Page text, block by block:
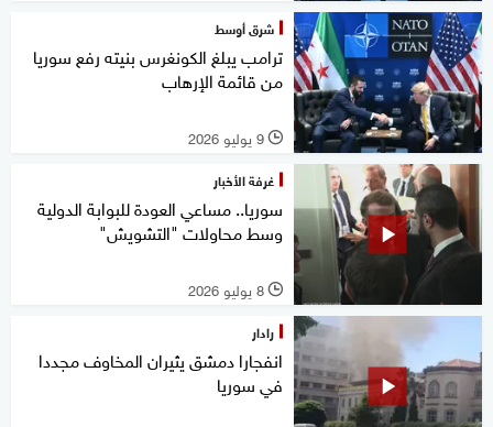
شرق أوسط
ترامب يبلغ الكونغرس بنيته رفع سوريا
من قائمة الإرهاب
l 9 يوليو 2026
غرفة الأخبار
سوريا.. مساعي العودة للبوابة الدولية
وسط محاولات "التشويش"
l 8 يوليو 2026
رادار
انفجارا دمشق يثيران المخاوف مجددا
في سوريا